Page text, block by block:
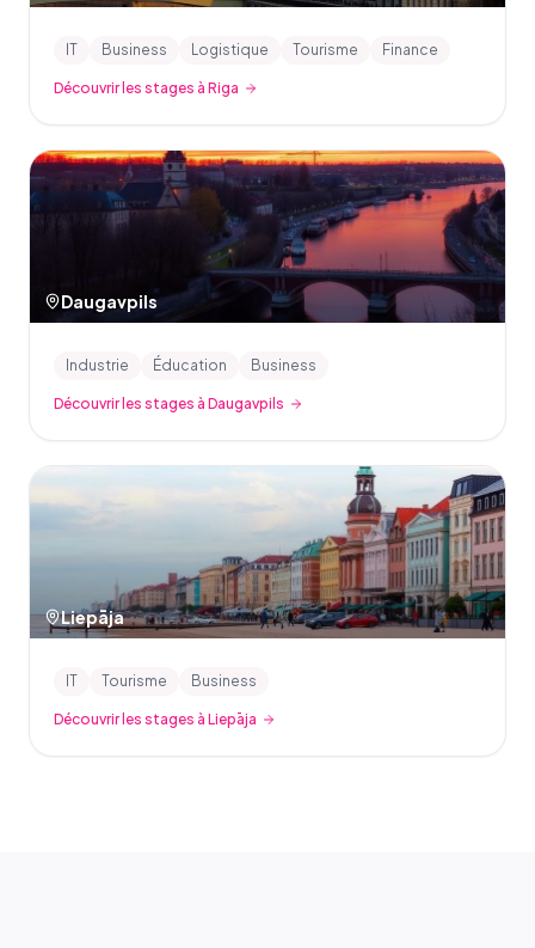
IT Business Logistique Tourisme Finance
Découvrir les stages à Riga
Daugavpils
Industrie Éducation Business
Découvrir les stages à Daugavpils
Liepāja
IT Tourisme Business
Découvrir les stages à Liepāja